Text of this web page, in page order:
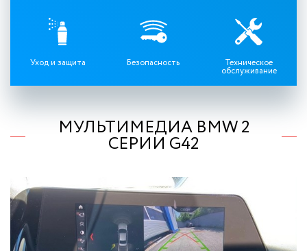
Уход и защита Безопасность Техническое
обслуживание
МУЛЬТИМЕДИА BMW 2
СЕРИИ G42